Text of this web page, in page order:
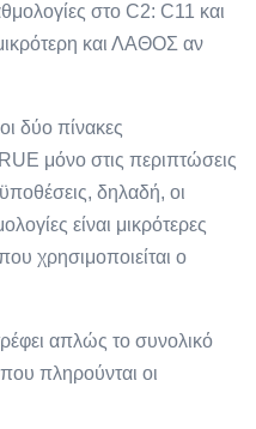
στο C2: C11 και
και ΛΑΘΟΣ αν
δύο πίνακες
μόνο στις περιπτώσεις
δηλαδή, οι
είναι μικρότερες
χρησιμοποιείται ο
απλώς το συνολικό
πληρούνται οι